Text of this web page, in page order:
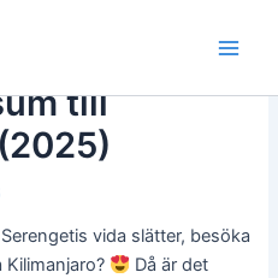
till
(2025)
vida slätter, besöka
Kilimanjaro?
Då är det